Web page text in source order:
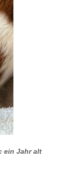
alt